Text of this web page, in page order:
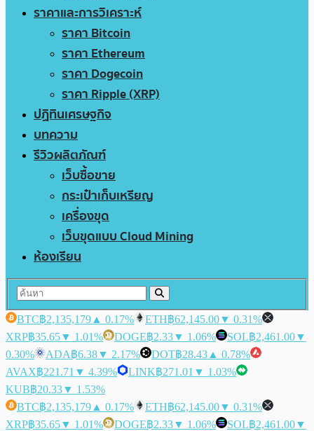
ราคาและการวิเคราะห์
ราคา Bitcoin
ราคา Ethereum
ราคา Dogecoin
ราคา Ripple (XRP)
ปฏิทินเศรษฐกิจ
บทความ
รีวิวผลิตภัณฑ์
เว็บซื้อขาย
กระเป๋าเก็บเหรียญ
เครื่องขุด
เว็บขุดแบบ Cloud Mining
ห้องเรียน
BTC฿2,135,179 ▲ 0.17% ETH฿62,145.00▼ 0.31%
XRP฿35.65▼ 1.01% DOGE฿2.33▼ 1.06% SOL฿2,461.00▼
0.30%
ADA฿6.38▼ 2.17% DOT฿28.43 ▲ 0.78%
AVAX฿221.71 ▼ 4.39% LINK฿271.01 ▼ 1.03%
KUB฿20.33▼ 1.53%
BTC฿2,135,179 ▲ 0.17% ETH฿62,145.00▼ 0.31%
XRP฿35.65▼ 1.01% DOGE฿2.33▼ 1.06% SOL฿2,461.00▼